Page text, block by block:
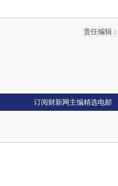
责任编辑
订阅财新网主编精选电邮